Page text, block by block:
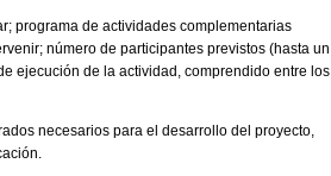
programa de actividades complementarias
número de participantes previstos (hasta un
ejecución de la actividad, comprendido entre los
necesarios para el desarrollo del proyecto,